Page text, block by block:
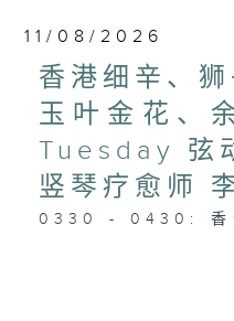
11/08/2026
香港细辛、
玉叶金花、
Tuesday 弦
竖琴疗愈师
0330 - 0430: 香